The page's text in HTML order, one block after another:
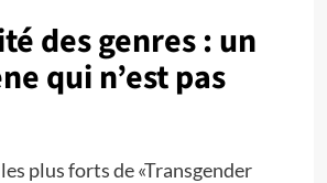
des genres : un
qui n’est pas
les plus forts de «Transgender